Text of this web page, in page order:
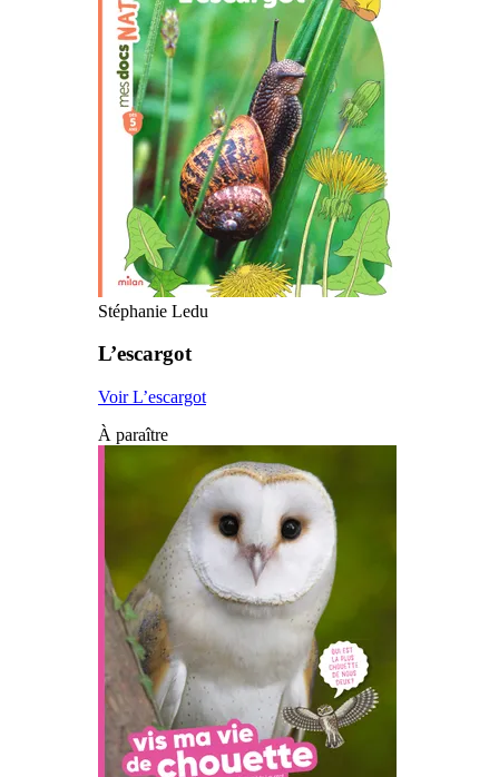
Stéphanie Ledu
L’escargot
Voir L’escargot
À paraître